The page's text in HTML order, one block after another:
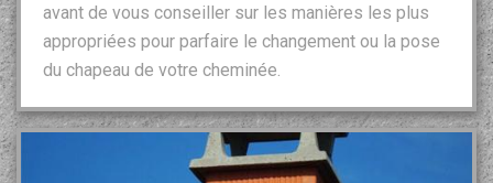
avant de vous conseiller sur les manières les plus
appropriées pour parfaire le changement ou la pose
du chapeau de votre cheminée.